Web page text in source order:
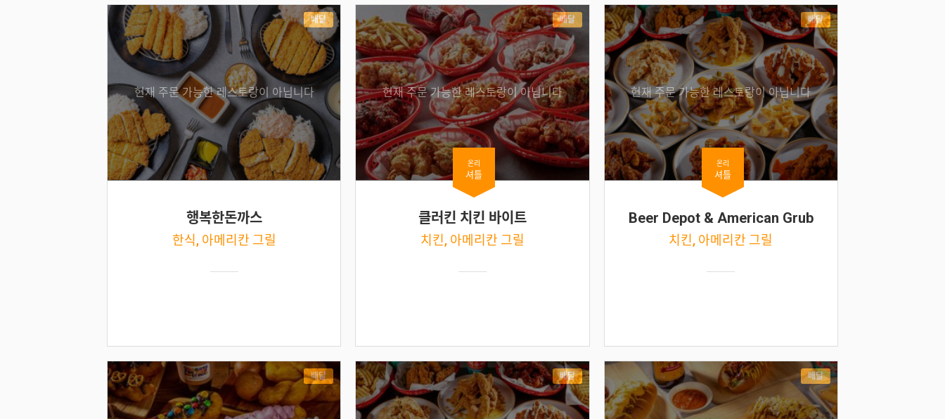
배달
현재 주문 가능한 레스토랑이 아닙니다
행복한돈까스
한식, 아메리칸 그릴
배달
현재 주문 가능한 레스토랑이 아닙니다
온리
셔틀
클러킨 치킨 바이트
치킨, 아메리칸 그릴
배달
현재 주문 가능한 레스토랑이 아닙니다
온리
셔틀
Beer Depot & American Grub
치킨, 아메리칸 그릴
배달 배달 배달